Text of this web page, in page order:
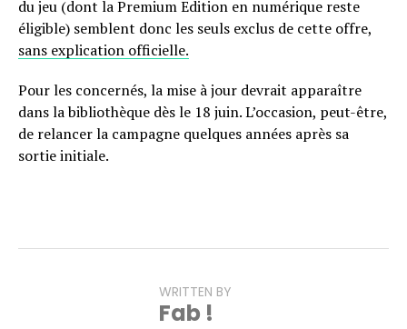
du jeu (dont la Premium Edition en numérique reste
éligible) semblent donc les seuls exclus de cette offre,
sans explication officielle.
Pour les concernés, la mise à jour devrait apparaître
dans la bibliothèque dès le 18 juin. L’occasion, peut-être,
de relancer la campagne quelques années après sa
sortie initiale.
WRITTEN BY
Fab !